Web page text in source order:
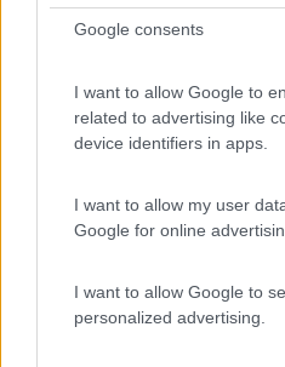
Google consents
I want to allow Google to
related to advertising like
device identifiers in apps.
I want to allow my user
Google for online
I want to allow Google to
personalized advertising.
Villamare di Vibonati (SA) - 12.2km